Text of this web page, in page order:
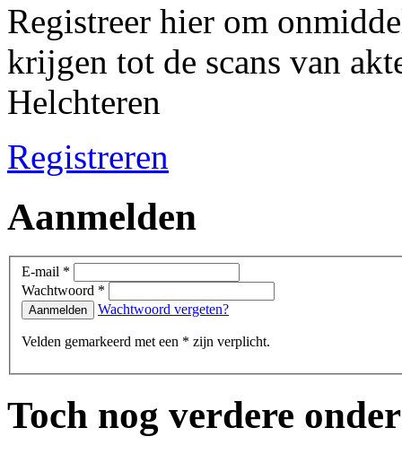
Registreer hier om
krijgen tot de scans van
Helchteren
Registreren
Aanmelden
E-mail *
Wachtwoord *
Wachtwoord vergeten?
Velden gemarkeerd met een * zijn verplicht.
Toch nog verdere